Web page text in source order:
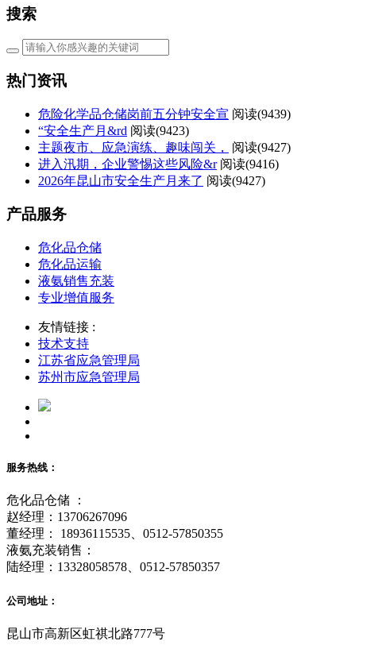
搜索
热门资讯
危险化学品仓储岗前五分钟安全宣 阅读(9439)
“安全生产月&rd 阅读(9423)
主题夜市、应急演练、趣味闯关，
阅读(9427)
进入汛期，企业警惕这些风险&r 阅读(9416)
2026年昆山市安全生产月来了 阅读(9427)
产品服务
危化品仓储
危化品运输
液氨销售充装
专业增值服务
友情链接 :
技术支持
江苏省应急管理局
苏州市应急管理局
服务热线：
危化品仓储 ：
赵经理：13706267096
董经理： 18936115535、0512-57850355
液氨充装销售：
陆经理：13328058578、0512-57850357
公司地址：
昆山市高新区虹祺北路777号